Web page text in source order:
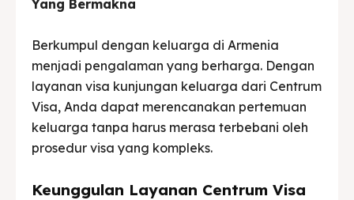
Yang Bermakna
Berkumpul dengan keluarga di Armenia
menjadi pengalaman yang berharga. Dengan
layanan visa kunjungan keluarga dari Centrum
Visa, Anda dapat merencanakan pertemuan
keluarga tanpa harus merasa terbebani oleh
prosedur visa yang kompleks.
Keunggulan Layanan Centrum Visa